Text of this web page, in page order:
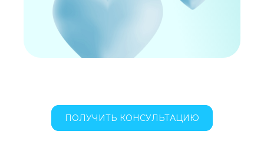
ПОЛУЧИТЬ КОНСУЛЬТАЦИЮ